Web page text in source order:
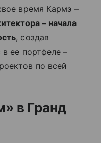
время Кармэ –
– начала
, создав
ее портфеле –
по всей
в Гранд